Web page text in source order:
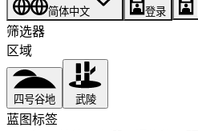
简体中文 登录
筛选器
区域
四号谷地 武陵
蓝图标签